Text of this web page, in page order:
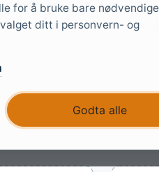
en
for å bruke bare nødvendige
ditt i personvern- og
Godta alle